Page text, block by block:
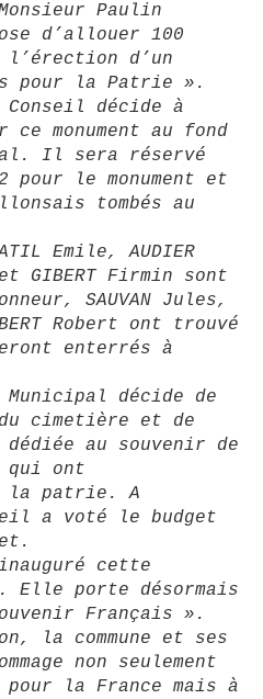
Paulin
d’allouer 100
d’un
pour la Patrie ».
décide à
monument au fond
Il sera réservé
pour le monument et
tombés au
Emile, AUDIER
GIBERT Firmin sont
SAUVAN Jules,
Robert ont trouvé
enterrés à
décide de
cimetière et de
au souvenir de
qui ont
la patrie. A
a voté le budget
cette
Elle porte désormais
Français ».
la commune et ses
non seulement
la France mais à